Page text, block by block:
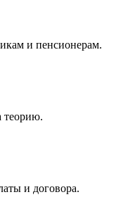
и пенсионерам.
теорию.
и договора.